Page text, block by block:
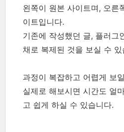
왼쪽이 원본 사이트며, 오른
이트입니다.
기존에 작성했던 글, 플러그
채로 복제된 것을 보실 수 있
과정이 복잡하고 어렵게 보
실제로 해보시면 시간도 얼
고 쉽게 하실 수 있습니다.